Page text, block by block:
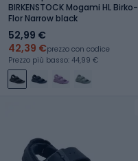
BIRKENSTOCK Mogami HL Birko-
Flor Narrow black
52,99 €
42,39 €prezzo con codice
Prezzo più basso: 44,99 €